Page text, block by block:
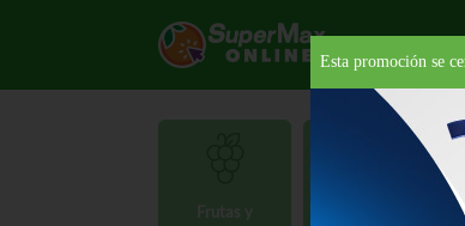
Esta promoción se